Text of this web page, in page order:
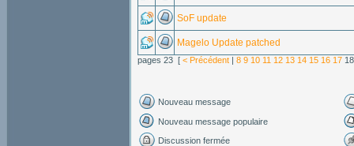
SoF update
Magelo Update patched
pages 23 [ < Précédent | 8 9 10 11 12 13 14 15 16 17
Nouveau message
Nouveau message populaire
Discussion fermée